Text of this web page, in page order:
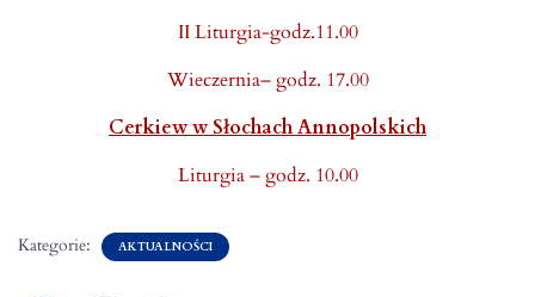
II Liturgia-godz.11.00
Wieczernia– godz. 17.00
Cerkiew w Słochach Annopolskich
Liturgia – godz. 10.00
Kategorie: AKTUALNOŚCI